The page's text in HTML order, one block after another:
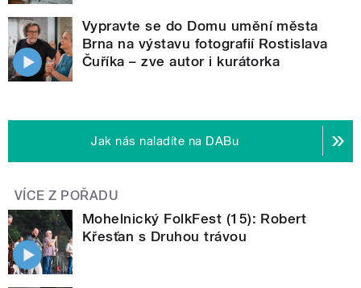
Vypravte se do Domu umění města
Brna na výstavu fotografií Rostislava
Čuříka – zve autor i kurátorka
Jak nás naladíte na DABu
VÍCE Z POŘADU
Mohelnický FolkFest (15): Robert
Křesťan s Druhou trávou